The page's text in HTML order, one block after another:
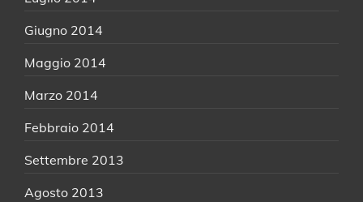
Giugno 2014
Maggio 2014
Marzo 2014
Febbraio 2014
Settembre 2013
Agosto 2013